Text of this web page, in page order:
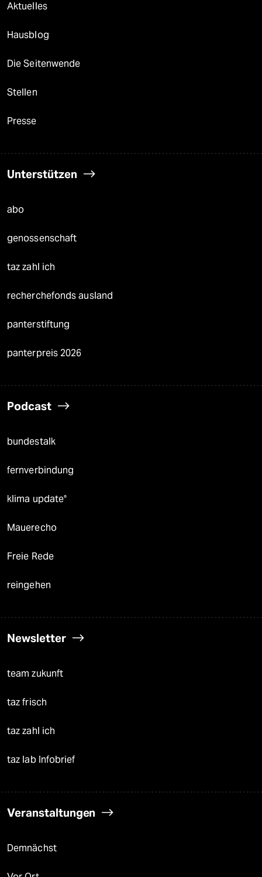
Aktuelles
Hausblog
Die Seitenwende
Stellen
Presse
Unterstützen
abo
genossenschaft
taz zahl ich
recherchefonds ausland
panterstiftung
panterpreis 2026
Podcast
bundestalk
fernverbindung
klima update°
Mauerecho
Freie Rede
reingehen
Newsletter
team zukunft
taz frisch
taz zahl ich
taz lab Infobrief
Veranstaltungen
Demnächst